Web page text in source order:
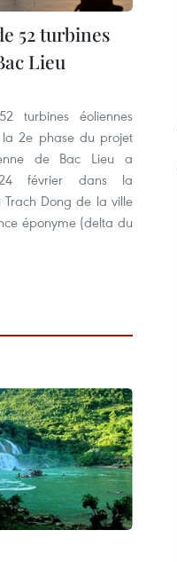
52 turbines
Lieu
turbines éoliennes
2e phase du projet
de Bac Lieu a
février dans la
Dong de la ville
éponyme (delta du